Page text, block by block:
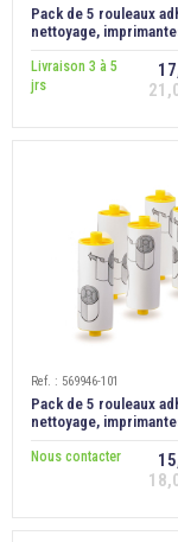
Pack de 5 rouleaux
nettoyage,
Livraison 3 à 5
jrs
Ref. : 569946-101
Pack de 5 rouleaux
nettoyage,
Nous contacter